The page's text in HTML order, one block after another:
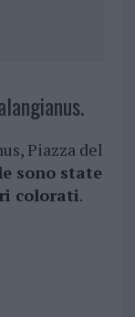
Piazza del
sono state
colorati.